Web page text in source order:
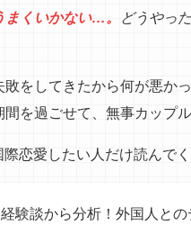
まくいかない…。
どうやっ
をしてきたから何が悪か
を過ごせて、無事カップ
恋愛したい人だけ読んでく
経験談から分析！外国人と